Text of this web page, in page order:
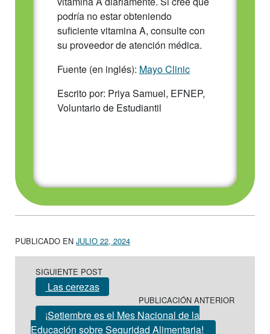
podría no estar obteniendo
suficiente vitamina A, consulte con
su proveedor de atención médica.
Fuente (en inglés): Mayo Clinic
Escrito por: Priya Samuel, EFNEP,
Voluntario de Estudiantil
PUBLICADO EN JULIO 22, 2024
SIGUIENTE POST
Las cerezas
PUBLICACIÓN ANTERIOR
¡Setiembre es el Mes Nacional de la
Educación sobre Seguridad Alimentaria!